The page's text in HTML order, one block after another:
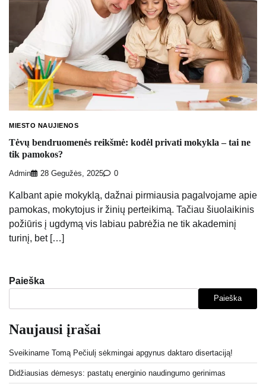
MIESTO NAUJIENOS
Tėvų bendruomenės reikšmė: kodėl privati mokykla – tai ne
tik pamokos?
Admin 28 Gegužės, 2025 0
Kalbant apie mokyklą, dažnai pirmiausia pagalvojame apie
pamokas, mokytojus ir žinių perteikimą. Tačiau šiuolaikinis
požiūris į ugdymą vis labiau pabrėžia ne tik akademinį
turinį, bet […]
Paieška
Paieška
Naujausi įrašai
Sveikiname Tomą Pečiulį sėkmingai apgynus daktaro disertaciją!
Didžiausias dėmesys: pastatų energinio naudingumo gerinimas